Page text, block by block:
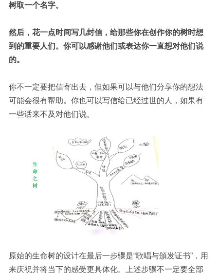
树取一个名字。
然后，花一点时间写几封信，给那些你在创作你的树时想
到的重要人们。你可以感谢他们或表达你一直想对他们说
的。
你不一定要把信寄出去，但如果可以与他们分享你的想法
可能会很有帮助。你也可以写信给已经过世的人，如果有
一些话来不及对他们说。
原始的生命树的设计在最后一步骤是“歌唱与頒发证书”，用
来庆祝并将当下的感受更具体化。上述步骤不一定要全部